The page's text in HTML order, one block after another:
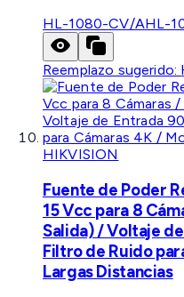
HL-1080-CV/AHL-
Reemplazo sugerido:
HIKVISION
Fuente de Poder
15 Vcc para 8
Salida) / Voltaje
Filtro de Ruido
Largas Distancias